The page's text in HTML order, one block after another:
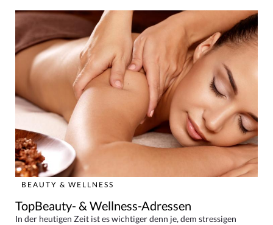
BEAUTY & WELLNESS
TopBeauty- & Wellness-Adressen
In der heutigen Zeit ist es wichtiger denn je, dem stressigen